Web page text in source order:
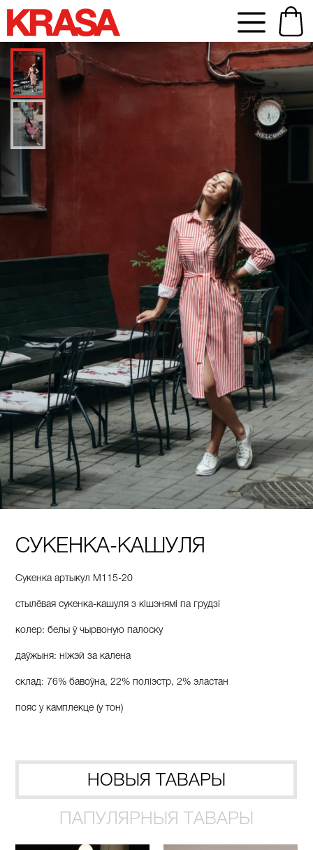
СУКЕНКА-КАШУЛЯ
Сукенка артыкул М115-20
стылёвая сукенка-кашуля з кішэнямі па грудзі
колер: белы ў чырвоную палоску
даўжыня: ніжэй за калена
склад: 76% бавоўна, 22% поліэстр, 2% эластан
пояс у камплекце (у тон)
НОВЫЯ ТАВАРЫ
ПАПУЛЯРНЫЯ ТАВАРЫ